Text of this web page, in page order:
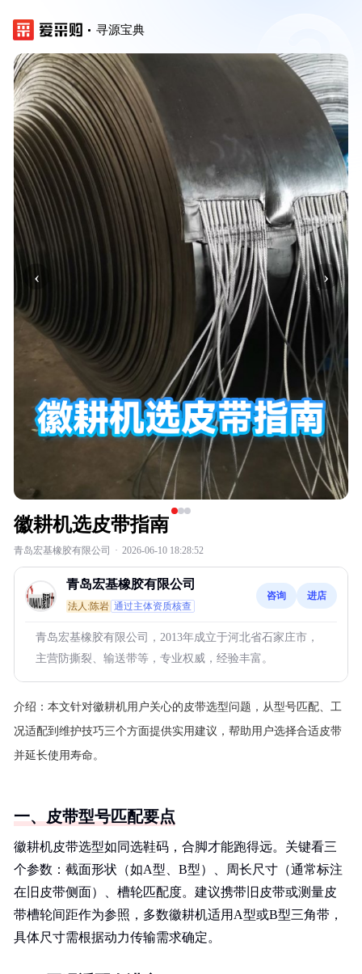
寻源宝典
‹ ›
徽耕机选皮带指南
青岛宏基橡胶有限公司 · 2026-06-10 18:28:52
青岛宏基橡胶有限公司
法人:陈岩 通过主体资质核查
咨询 进店
青岛宏基橡胶有限公司，2013年成立于河北省石家庄市，
主营防撕裂、输送带等，专业权威，经验丰富。
介绍： 本文针对徽耕机用户关心的皮带选型问题，从型号匹配、工
况适配到维护技巧三个方面提供实用建议，帮助用户选择合适皮带
并延长使用寿命。
一、皮带型号匹配要点
徽耕机皮带选型如同选鞋码，合脚才能跑得远。关键看三
个参数：截面形状（如A型、B型）、周长尺寸（通常标注
在旧皮带侧面）、槽轮匹配度。建议携带旧皮带或测量皮
带槽轮间距作为参照，多数徽耕机适用A型或B型三角带，
具体尺寸需根据动力传输需求确定。